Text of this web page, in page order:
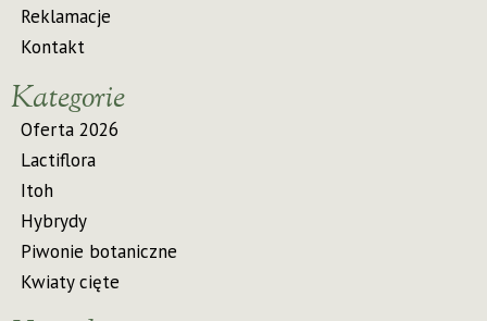
Reklamacje
Kontakt
Kategorie
Oferta 2026
Lactiflora
Itoh
Hybrydy
Piwonie botaniczne
Kwiaty cięte